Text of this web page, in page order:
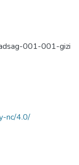
001-001-gizi
nc/4.0/